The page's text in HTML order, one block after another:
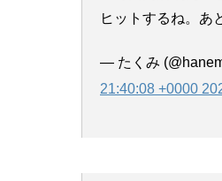
ヒットするね。あ
— たくみ
21:40:08 +0000